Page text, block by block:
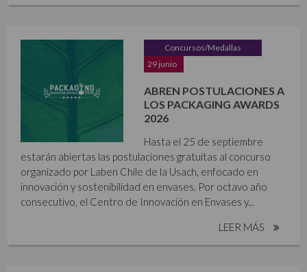
Concursos/Medallas
29 junio
ABREN POSTULACIONES A
LOS PACKAGING AWARDS
2026
Hasta el 25 de septiembre
estarán abiertas las postulaciones gratuitas al concurso
organizado por Laben Chile de la Usach, enfocado en
innovación y sostenibilidad en envases. Por octavo año
consecutivo, el Centro de Innovación en Envases y...
LEER MÁS